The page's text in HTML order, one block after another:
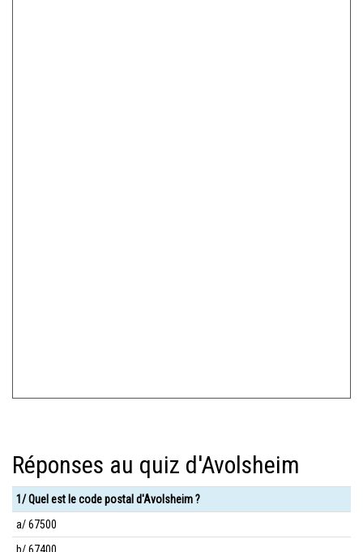
Réponses au quiz d'Avolsheim
1/ Quel est le code postal d'Avolsheim ?
a/ 67500